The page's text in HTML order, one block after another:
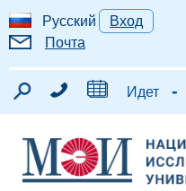
Русский
Вход
Почта
Идет -